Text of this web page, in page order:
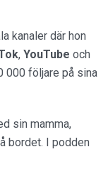
kanaler där hon
, YouTube och
000 följare på sina
sin mamma,
bordet. I podden